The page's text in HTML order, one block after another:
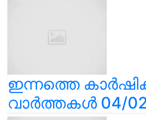
ഇന്നത്തെ
വാർത്തകൾ 04/